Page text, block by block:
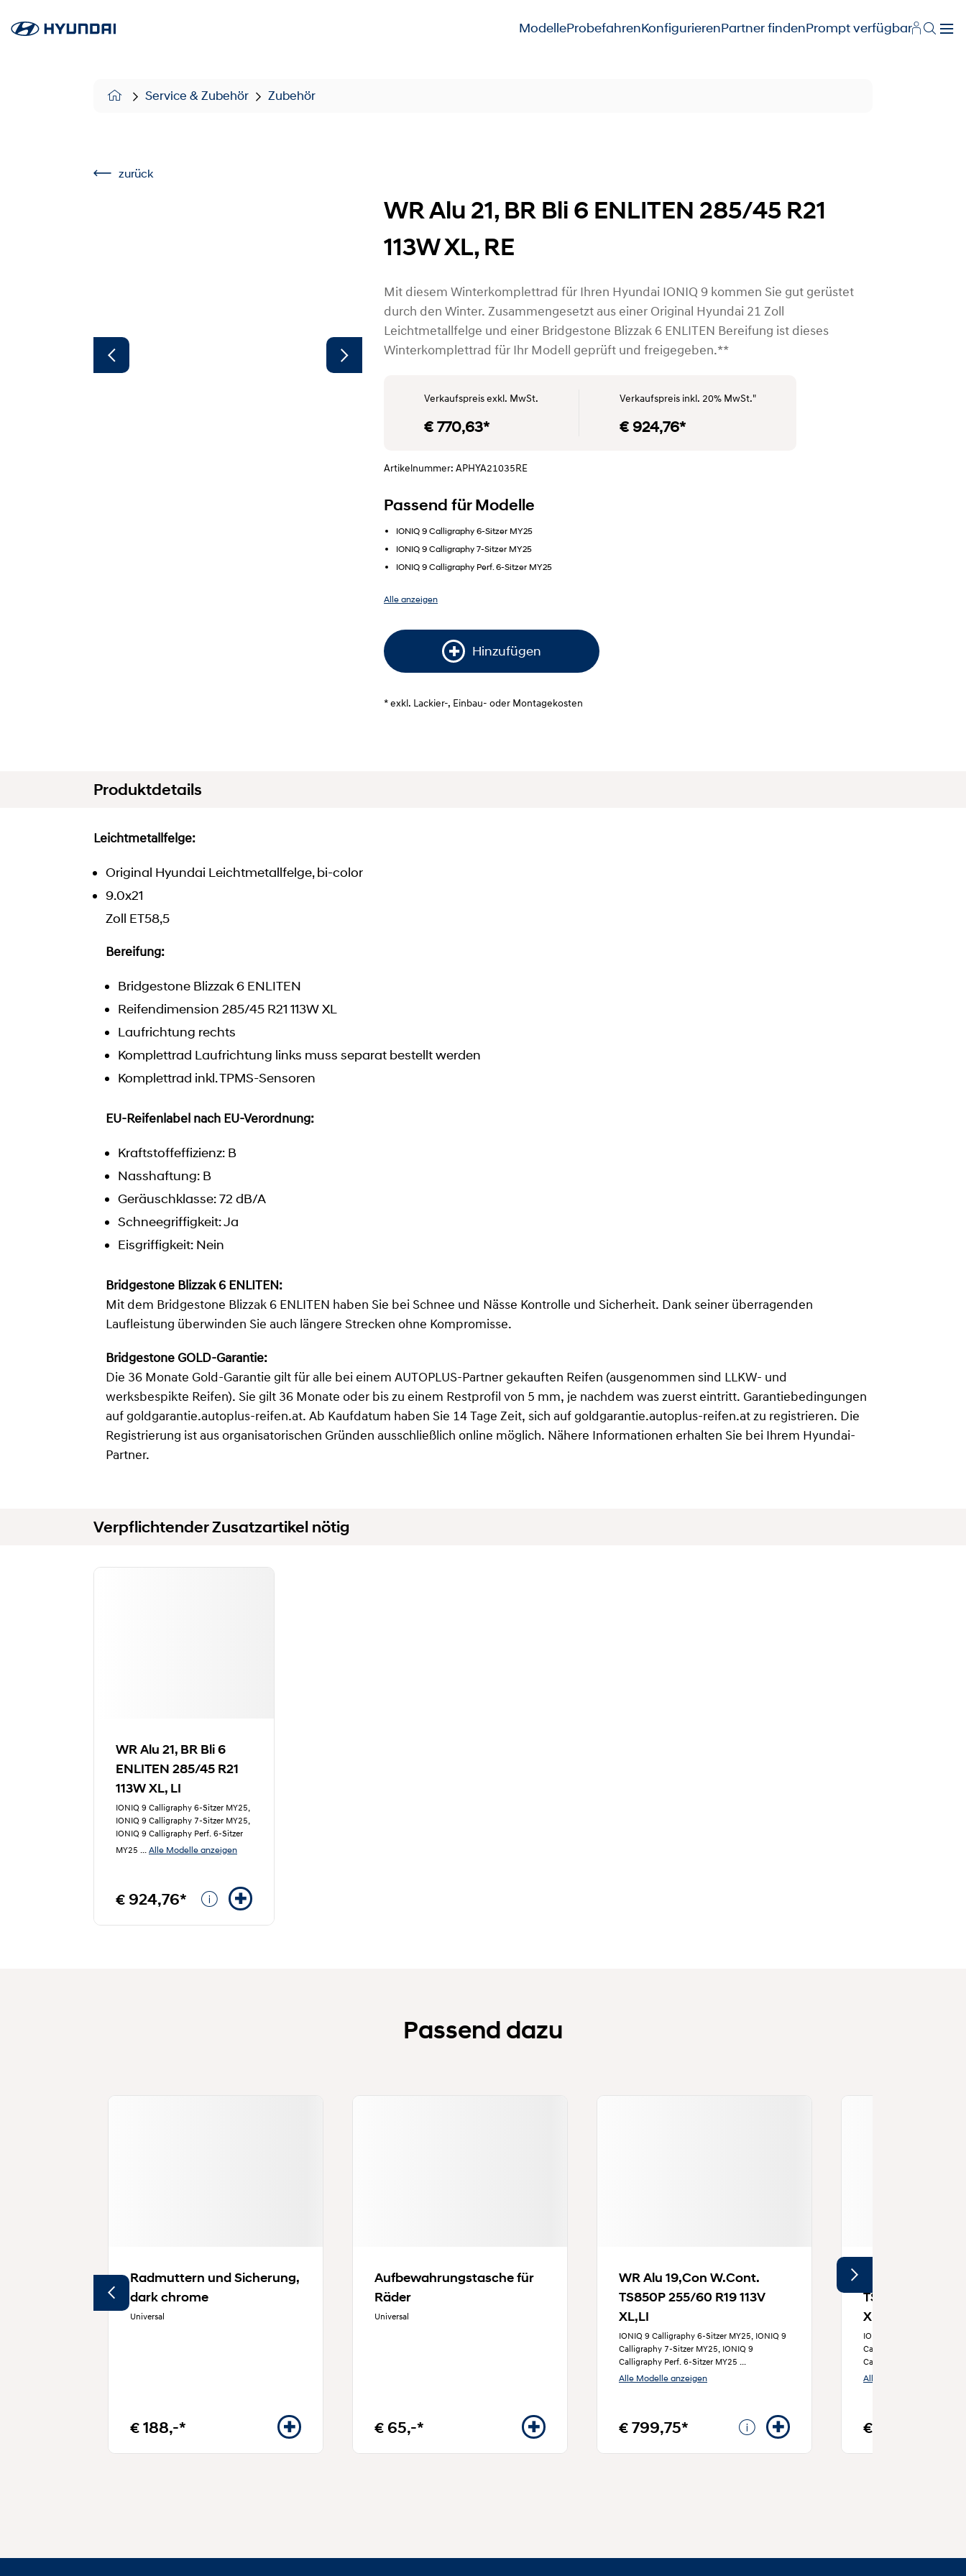
ModelleProbefahrenKonfigurierenPartner findenPrompt verfügbar
Service & Zubehör Zubehör
zurück
WR Alu 21, BR Bli 6 ENLITEN 285/45 R21
113W XL, RE
Mit diesem Winterkomplettrad für Ihren Hyundai IONIQ 9 kommen Sie gut gerüstet
durch den Winter. Zusammengesetzt aus einer Original Hyundai 21 Zoll
Leichtmetallfelge und einer Bridgestone Blizzak 6 ENLITEN Bereifung ist dieses
Winterkomplettrad für Ihr Modell geprüft und freigegeben.**
Verkaufspreis exkl. MwSt.
€ 770,63*
Verkaufspreis inkl. 20% MwSt."
€ 924,76*
Artikelnummer: APHYA21035RE
Passend für Modelle
IONIQ 9 Calligraphy 6-Sitzer MY25
IONIQ 9 Calligraphy 7-Sitzer MY25
IONIQ 9 Calligraphy Perf. 6-Sitzer MY25
Alle anzeigen
Hinzufügen
* exkl. Lackier-, Einbau- oder Montagekosten
Produktdetails
Leichtmetallfelge:
Original Hyundai Leichtmetallfelge, bi-color
9.0x21
Zoll ET58,5
Bereifung:
Bridgestone Blizzak 6 ENLITEN
Reifendimension 285/45 R21 113W XL
Laufrichtung rechts
Komplettrad Laufrichtung links muss separat bestellt werden
Komplettrad inkl. TPMS-Sensoren
EU-Reifenlabel nach EU-Verordnung:
Kraftstoffeffizienz: B
Nasshaftung: B
Geräuschklasse: 72 dB/A
Schneegriffigkeit: Ja
Eisgriffigkeit: Nein
Bridgestone Blizzak 6 ENLITEN:
Mit dem Bridgestone Blizzak 6 ENLITEN haben Sie bei Schnee und Nässe Kontrolle und Sicherheit. Dank seiner überragenden
Laufleistung überwinden Sie auch längere Strecken ohne Kompromisse.
Bridgestone GOLD-Garantie:
Die 36 Monate Gold-Garantie gilt für alle bei einem AUTOPLUS-Partner gekauften Reifen (ausgenommen sind LLKW- und
werksbespikte Reifen). Sie gilt 36 Monate oder bis zu einem Restprofil von 5 mm, je nachdem was zuerst eintritt. Garantiebedingungen
auf goldgarantie.autoplus-reifen.at. Ab Kaufdatum haben Sie 14 Tage Zeit, sich auf goldgarantie.autoplus-reifen.at zu registrieren. Die
Registrierung ist aus organisatorischen Gründen ausschließlich online möglich. Nähere Informationen erhalten Sie bei Ihrem Hyundai-
Partner.
Verpflichtender Zusatzartikel nötig
WR Alu 21, BR Bli 6
ENLITEN 285/45 R21
113W XL, LI
IONIQ 9 Calligraphy 6-Sitzer MY25,
IONIQ 9 Calligraphy 7-Sitzer MY25,
IONIQ 9 Calligraphy Perf. 6-Sitzer
MY25 ... Alle Modelle anzeigen
€ 924,76*
Passend dazu
Radmuttern und Sicherung,
dark chrome
Universal
€ 188,-*
Aufbewahrungstasche für
Räder
Universal
€ 65,-*
WR Alu 19,Con W.Cont.
TS850P 255/60 R19 113V
XL,LI
IONIQ 9 Calligraphy 6-Sitzer MY25, IONIQ 9
Calligraphy 7-Sitzer MY25, IONIQ 9
Calligraphy Perf. 6-Sitzer MY25 ...
Alle Modelle anzeigen
€ 799,75*
TS850P 255/60
XL,RE
IONIQ 9 Calligraphy 6-
Calligraphy 7-Sitzer MY25,
Calligraphy Perf. 6-Sitzer
Alle Modelle anzeigen
€ 799,75*